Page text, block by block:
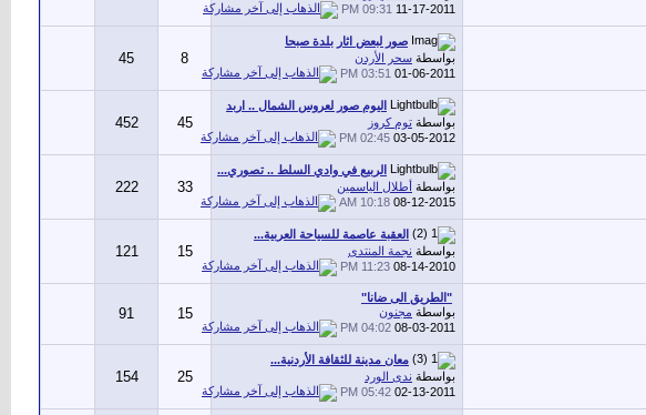
11-17-2011
09:31 PM
صور لبعض اثار بلدة صبحا
بواسطة سحر الأردن
01-06-2011
03:51 PM
8
45
اليوم صور لعروس الشمال .. اربد
بواسطة توم كروز
03-05-2012
02:45 PM
45
452
الربيع في وادي السلط .. تصوري...
بواسطة أطلال الياسمين
08-12-2015
10:18 AM
33
222
العقبة عاصمة للسياحة العربية...
بواسطة نجمة المنتدى
08-14-2010
11:23 PM
15
121
"الطريق الى ضانا"
بواسطة مجنون
08-03-2011
04:02 PM
15
91
معان مدينة للثقافة الأردنية...
بواسطة ندى الورد
02-13-2011
05:42 PM
25
154